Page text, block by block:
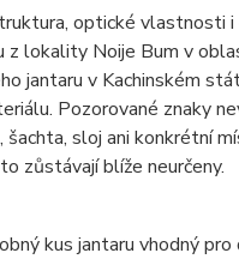
optické vlastnosti
lokality Noije Bum v
jantaru v Kachinském
Pozorované znaky
šachta, sloj ani konkrétní
zůstávají blíže neurčeny.
kus jantaru vhodný